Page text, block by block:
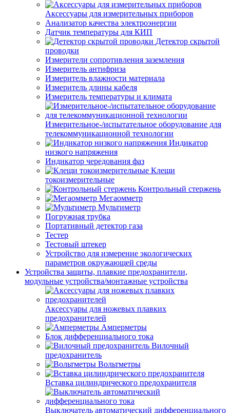
Аксессуары для измерительных приборов
Анализатор качества электроэнергии
Датчик температуры для КИП
Детектор скрытой
проводки
Измерители сопротивления заземления
Измеритель антифриза
Измеритель влажности материала
Измеритель длины кабеля
Измеритель температуры и климата
Измерительное-/испытательное оборудование для
телекоммуникационной технологии
Индикатор
низкого напряжения
Индикатор чередования фаз
Клещи
токоизмерительные
Контрольный стержень
Мегаомметр
Мультиметр
Погружная трубка
Портативный детектор газа
Тестер
Тестовый штекер
Устройство для измерение экологических
параметров окружающей среды
Устройства защиты, плавкие предохранители,
модульные устройства/монтажные устройства
Аксессуары для ножевых плавких
предохранителей
Амперметры
Блок дифференциального тока
Вилочный
предохранитель
Вольтметры
Вставка цилиндрического предохранителя
Выключатель автоматический дифференциального